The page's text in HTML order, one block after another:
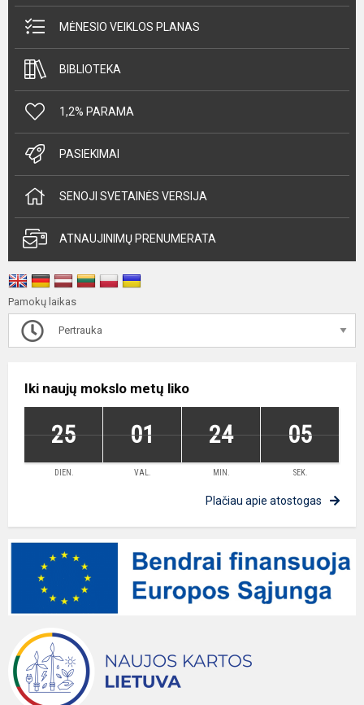
MĖNESIO VEIKLOS PLANAS
BIBLIOTEKA
1,2% PARAMA
PASIEKIMAI
SENOJI SVETAINĖS VERSIJA
ATNAUJINIMŲ PRENUMERATA
Pamokų laikas
Pertrauka
Iki naujų mokslo metų liko
25 01 24 05
DIEN. VAL. MIN. SEK.
Plačiau apie atostogas